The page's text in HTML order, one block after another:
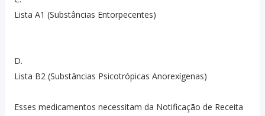
Lista A1 (Substâncias Entorpecentes)
D.
Lista B2 (Substâncias Psicotrópicas Anorexígenas)
Esses medicamentos necessitam da Notificação de Receita